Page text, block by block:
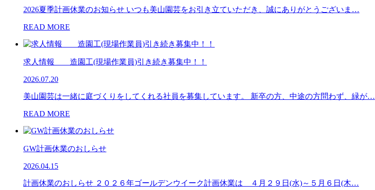
2026夏季計画休業のお知らせ いつも美山園芸をお引き立ていただき、誠にありがとうございま…
READ MORE
求人情報 造園工(現場作業員)引き続き募集中！！
2026.07.20
美山園芸は一緒に庭づくりをしてくれる社員を募集しています。 新卒の方、中途の方問わず、緑が…
READ MORE
GW計画休業のおしらせ
2026.04.15
計画休業のおしらせ ２０２６年ゴールデンウイーク計画休業は ４月２９日(水)～５月６日(木…